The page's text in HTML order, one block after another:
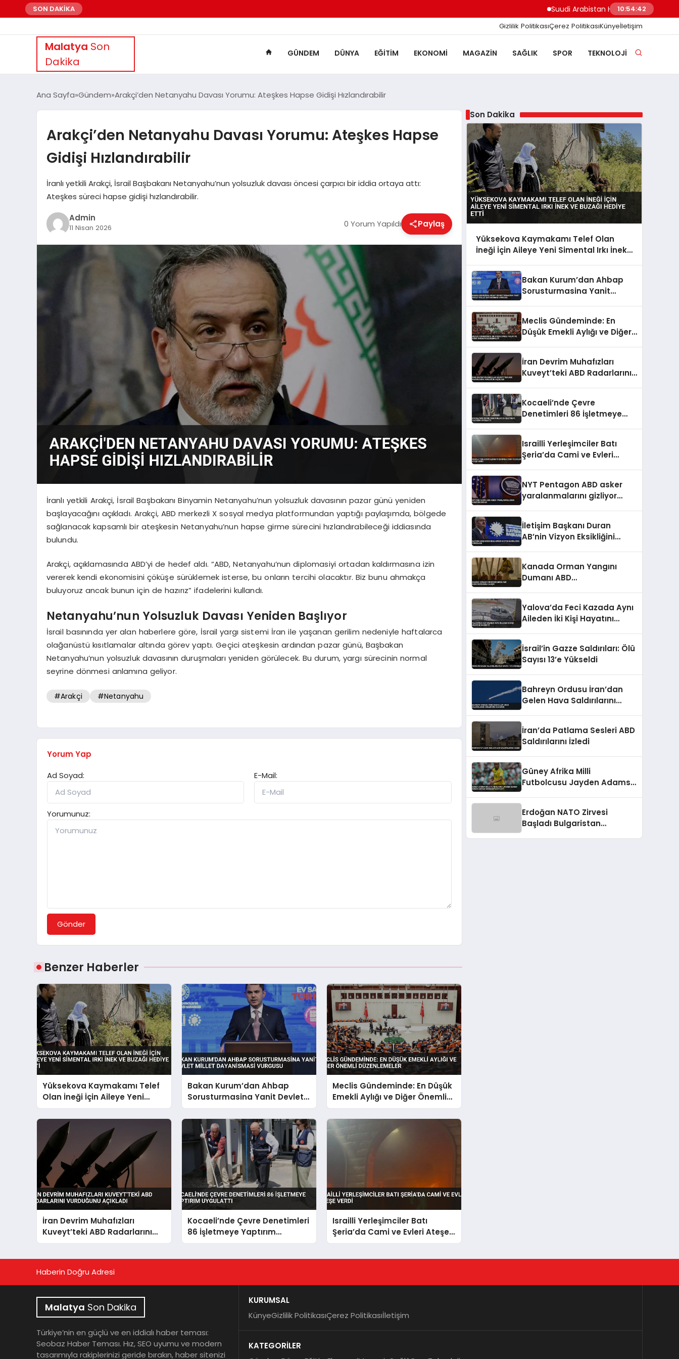
SON DAKİKA Suudi Arabistan Hudeyde Limanı’nı
10:54:43
Gizlilik PolitikasıÇerez PolitikasıKünyeİletişim
Malatya Son
Dakika
GÜNDEM DÜNYA EĞITIM EKONOMI MAGAZIN SAĞLIK SPOR TEKNOLOJI
Ana Sayfa Gündem Arakçi’den Netanyahu Davası Yorumu: Ateşkes Hapse Gidişi Hızlandırabilir
Arakçi’den Netanyahu Davası Yorumu: Ateşkes Hapse
Gidişi Hızlandırabilir
İranlı yetkili Arakçi, İsrail Başbakanı Netanyahu’nun yolsuzluk davası öncesi çarpıcı bir iddia ortaya attı:
Ateşkes süreci hapse gidişi hızlandırabilir.
Admin
11 Nisan 2026 0 Yorum Yapıldı Paylaş
İranlı yetkili Arakçi, İsrail Başbakanı Binyamin Netanyahu’nun yolsuzluk davasının pazar günü yeniden
başlayacağını açıkladı. Arakçi, ABD merkezli X sosyal medya platformundan yaptığı paylaşımda, bölgede
sağlanacak kapsamlı bir ateşkesin Netanyahu’nun hapse girme sürecini hızlandırabileceği iddiasında
bulundu.
Arakçi, açıklamasında ABD’yi de hedef aldı. “ABD, Netanyahu’nun diplomasiyi ortadan kaldırmasına izin
vererek kendi ekonomisini çöküşe sürüklemek isterse, bu onların tercihi olacaktır. Biz bunu ahmakça
buluyoruz ancak bunun için de hazırız” ifadelerini kullandı.
Netanyahu’nun Yolsuzluk Davası Yeniden Başlıyor
İsrail basınında yer alan haberlere göre, İsrail yargı sistemi İran ile yaşanan gerilim nedeniyle haftalarca
olağanüstü kısıtlamalar altında görev yaptı. Geçici ateşkesin ardından pazar günü, Başbakan
Netanyahu’nun yolsuzluk davasının duruşmaları yeniden görülecek. Bu durum, yargı sürecinin normal
seyrine dönmesi anlamına geliyor.
#Arakçi #Netanyahu
Yorum Yap
Ad Soyad:
E-Mail:
Yorumunuz:
Gönder
Benzer Haberler
Yüksekova Kaymakamı Telef
Olan İneği İçin Aileye Yeni
Simental Irkı İnek ve Buzağı
Hediye Etti
Bakan Kurum’dan Ahbap
Sorusturmasina Yanit Devlet
Millet Dayanismasi Vurgusu
Meclis Gündeminde: En Düşük
Emekli Aylığı ve Diğer Önemli
Düzenlemeler
İran Devrim Muhafızları
Kuveyt’teki ABD Radarlarını
Vurduğunu Açıkladı
Kocaeli’nde Çevre Denetimleri
86 İşletmeye Yaptırım
Uygulattı
Israilli Yerleşimciler Batı
Şeria’da Cami ve Evleri Ateşe
Verdi
Son Dakika
Yüksekova Kaymakamı Telef Olan
İneği İçin Aileye Yeni Simental Irkı İnek
Bakan Kurum’dan Ahbap
Sorusturmasina Yanit
Meclis Gündeminde: En
Düşük Emekli Aylığı ve Diğer
İran Devrim Muhafızları
Kuveyt’teki ABD Radarlarını
Kocaeli’nde Çevre
Denetimleri 86 İşletmeye
Israilli Yerleşimciler Batı
Şeria’da Cami ve Evleri
NYT Pentagon ABD asker
yaralanmalarını gizliyor
İletişim Başkanı Duran
AB’nin Vizyon Eksikliğini
Kanada Orman Yangını
Dumanı ABD
Yalova’da Feci Kazada Aynı
Aileden İki Kişi Hayatını
İsrail’in Gazze Saldırıları: Ölü
Sayısı 13’e Yükseldi
Bahreyn Ordusu İran’dan
Gelen Hava Saldırılarını
İran’da Patlama Sesleri ABD
Saldırılarını İzledi
Güney Afrika Milli
Futbolcusu Jayden Adams
Erdoğan NATO Zirvesi
Başladı Bulgaristan
Haberin Doğru Adresi
Malatya Son Dakika
Türkiye’nin en güçlü ve en iddialı haber teması:
Seobaz Haber Teması. Hız, SEO uyumu ve modern
tasarımıyla rakiplerinizi geride bırakın, haber sitenizi
KURUMSAL
KünyeGizlilik PolitikasıÇerez Politikasıİletişim
KATEGORİLER